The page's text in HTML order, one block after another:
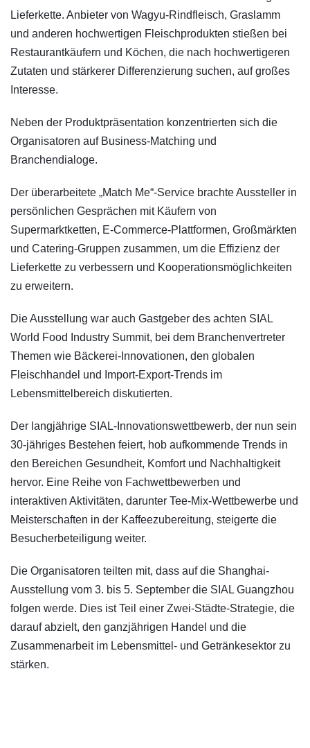
Lieferkette. Anbieter von Wagyu-Rindfleisch, Graslamm
und anderen hochwertigen Fleischprodukten stießen bei
Restaurantkäufern und Köchen, die nach hochwertigeren
Zutaten und stärkerer Differenzierung suchen, auf großes
Interesse.
Neben der Produktpräsentation konzentrierten sich die
Organisatoren auf Business-Matching und
Branchendialoge.
Der überarbeitete „Match Me“-Service brachte Aussteller in
persönlichen Gesprächen mit Käufern von
Supermarktketten, E-Commerce-Plattformen, Großmärkten
und Catering-Gruppen zusammen, um die Effizienz der
Lieferkette zu verbessern und Kooperationsmöglichkeiten
zu erweitern.
Die Ausstellung war auch Gastgeber des achten SIAL
World Food Industry Summit, bei dem Branchenvertreter
Themen wie Bäckerei-Innovationen, den globalen
Fleischhandel und Import-Export-Trends im
Lebensmittelbereich diskutierten.
Der langjährige SIAL-Innovationswettbewerb, der nun sein
30-jähriges Bestehen feiert, hob aufkommende Trends in
den Bereichen Gesundheit, Komfort und Nachhaltigkeit
hervor. Eine Reihe von Fachwettbewerben und
interaktiven Aktivitäten, darunter Tee-Mix-Wettbewerbe und
Meisterschaften in der Kaffeezubereitung, steigerte die
Besucherbeteiligung weiter.
Die Organisatoren teilten mit, dass auf die Shanghai-
Ausstellung vom 3. bis 5. September die SIAL Guangzhou
folgen werde. Dies ist Teil einer Zwei-Städte-Strategie, die
darauf abzielt, den ganzjährigen Handel und die
Zusammenarbeit im Lebensmittel- und Getränkesektor zu
stärken.